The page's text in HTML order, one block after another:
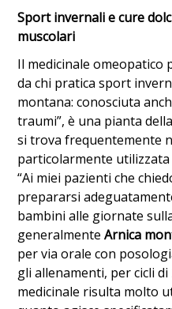
Sport invernali e cure
muscolari
Il medicinale omeopatico
da chi pratica sport
montana: conosciuta
traumi”, è una pianta
si trova frequentemente
particolarmente
“Ai miei pazienti che
prepararsi
bambini alle giornate
generalmenteArnica
per via orale con
gli allenamenti, per cicli
medicinale risulta molto